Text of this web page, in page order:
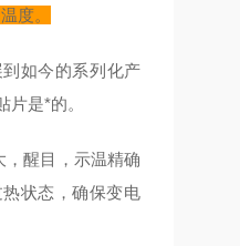
度。
如今的系列化产
是*的。
醒目，示温精确
状态，确保变电